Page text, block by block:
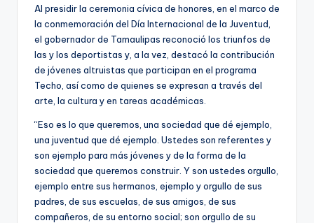
Al presidir la ceremonia cívica de honores, en el marco de
la conmemoración del Día Internacional de la Juventud,
el gobernador de Tamaulipas reconoció los triunfos de
las y los deportistas y, a la vez, destacó la contribución
de jóvenes altruistas que participan en el programa
Techo, así como de quienes se expresan a través del
arte, la cultura y en tareas académicas.
“Eso es lo que queremos, una sociedad que dé ejemplo,
una juventud que dé ejemplo. Ustedes son referentes y
son ejemplo para más jóvenes y de la forma de la
sociedad que queremos construir. Y son ustedes orgullo,
ejemplo entre sus hermanos, ejemplo y orgullo de sus
padres, de sus escuelas, de sus amigos, de sus
compañeros, de su entorno social; son orgullo de su